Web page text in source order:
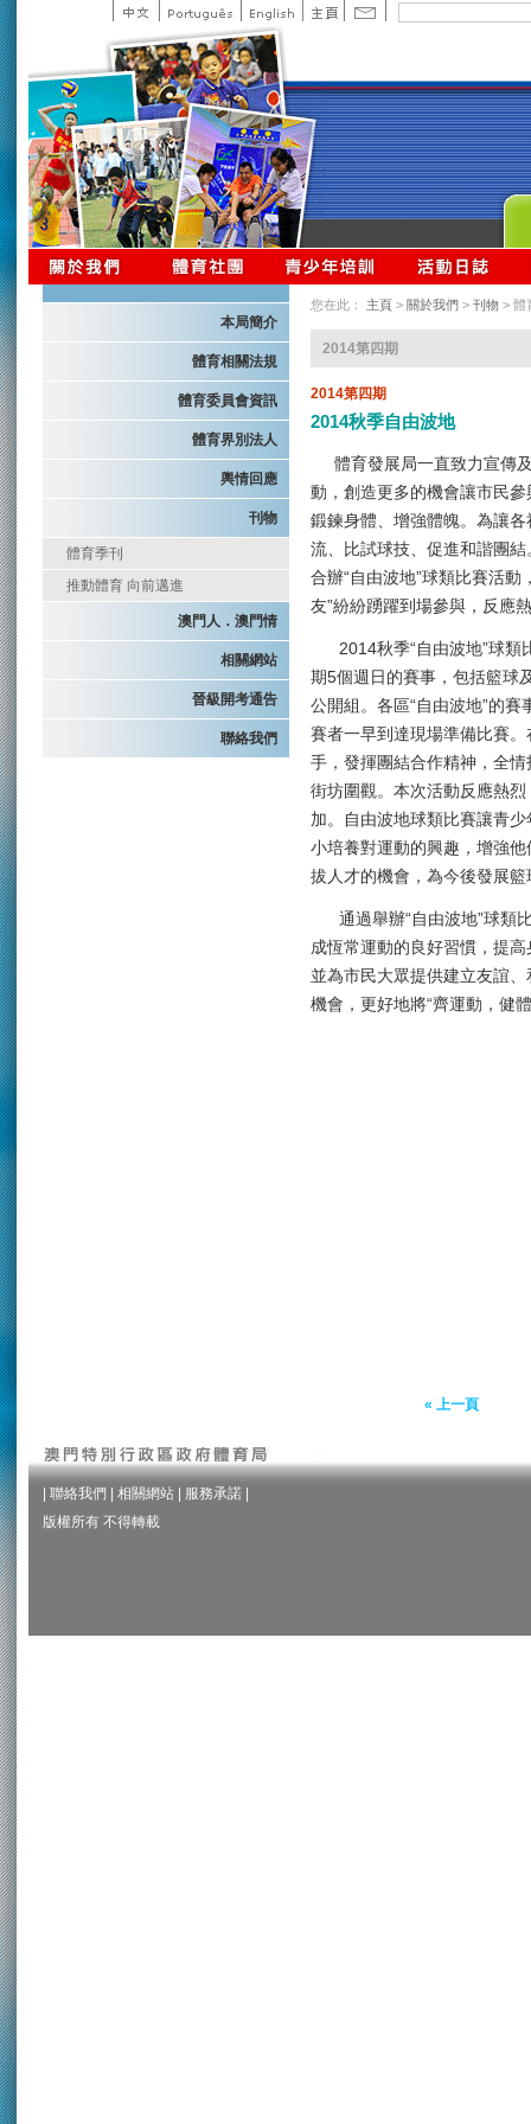
本局簡介
體育相關法規
體育委員會資訊
體育界別法人
輿情回應
刊物
體育季刊
推動體育 向前邁進
澳門人．澳門情
相關網站
晉級開考通告
聯絡我們
您在此： 主頁 > 關於我們 > 刊物 > 體
2014第四期
2014第四期
2014秋季自由波地
體育發展局一直致力宣傳
動，創造更多的機會讓市民
鍛鍊身體、增強體魄。為讓
流、比試球技、促進和諧團
合辦“自由波地”球類比賽活
友”紛紛踴躍到場參與，反應
2014秋季“自由波地”球類
期5個週日的賽事，包括籃球
公開組。各區“自由波地”的
賽者一早到達現場準備比賽
手，發揮團結合作精神，全
街坊圍觀。本次活動反應熱
加。自由波地球類比賽讓青
小培養對運動的興趣，增強
拔人才的機會，為今後發展
通過舉辦“自由波地”球類
成恆常運動的良好習慣，提
並為市民大眾提供建立友誼
機會，更好地將“齊運動，健
« 上一頁
| 聯絡我們 | 相關網站 | 服務承諾 |
版權所有 不得轉載